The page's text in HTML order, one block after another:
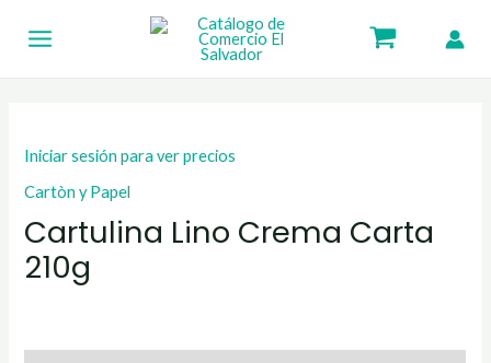
Iniciar sesión para ver precios
Cartòn y Papel
Cartulina Lino Crema Carta
210g